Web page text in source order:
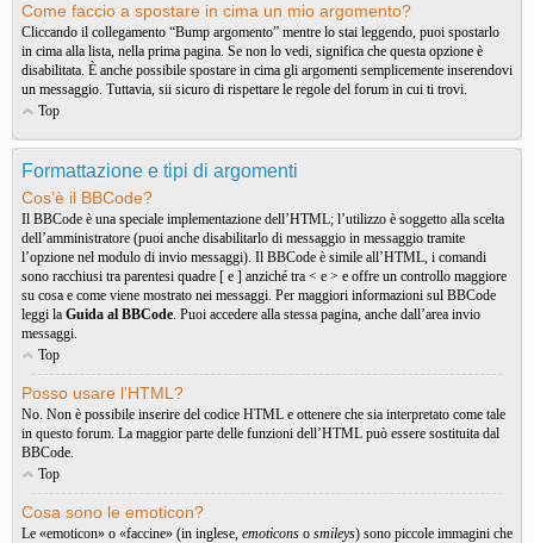
Come faccio a spostare in cima un mio argomento?
Cliccando il collegamento “Bump argomento” mentre lo stai leggendo, puoi spostarlo
in cima alla lista, nella prima pagina. Se non lo vedi, significa che questa opzione è
disabilitata. È anche possibile spostare in cima gli argomenti semplicemente inserendovi
un messaggio. Tuttavia, sii sicuro di rispettare le regole del forum in cui ti trovi.
Top
Formattazione e tipi di argomenti
Cos’è il BBCode?
Il BBCode è una speciale implementazione dell’HTML; l’utilizzo è soggetto alla scelta
dell’amministratore (puoi anche disabilitarlo di messaggio in messaggio tramite
l’opzione nel modulo di invio messaggi). Il BBCode è simile all’HTML, i comandi
sono racchiusi tra parentesi quadre [ e ] anziché tra < e > e offre un controllo maggiore
su cosa e come viene mostrato nei messaggi. Per maggiori informazioni sul BBCode
leggi la Guida al BBCode. Puoi accedere alla stessa pagina, anche dall’area invio
messaggi.
Top
Posso usare l’HTML?
No. Non è possibile inserire del codice HTML e ottenere che sia interpretato come tale
in questo forum. La maggior parte delle funzioni dell’HTML può essere sostituita dal
BBCode.
Top
Cosa sono le emoticon?
Le «emoticon» o «faccine» (in inglese, emoticons o smileys) sono piccole immagini che